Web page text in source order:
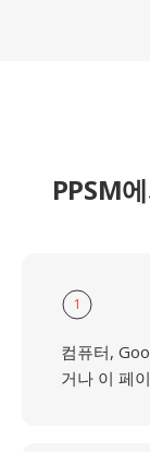
PPSM
1
컴퓨터,
거나 이 페